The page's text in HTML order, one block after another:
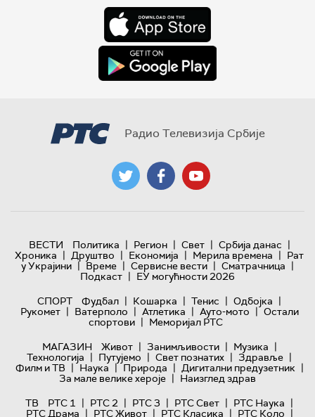
Радио Телевизија Србије
ВЕСТИ Политика | Регион | Свет | Србија данас |
Хроника | Друштво | Економија | Мерила времена | Рат
у Украјини | Време | Сервисне вести | Сматрачница |
Подкаст | ЕУ могућности 2026
СПОРТ
Фудбал | Кошарка | Тенис | Одбојка |
Рукомет | Ватерполо | Атлетика | Ауто-мото | Остали
спортови | Меморијал РТС
МАГАЗИН
Живот | Занимљивости | Музика |
Технологијa | Путујемо | Свет познатих | Здравље |
Филм и ТВ | Наука | Природа | Дигитални предузетник |
За мале велике хероје | Наизглед здрав
ТВ
РТС 1 | РТС 2 | РТС 3 | РТС Свет | РТС Наука |
РТС Драма | РТС Живот | РТС Класика | РТС Коло |